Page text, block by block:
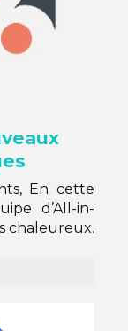
En cette
d’All-in-
chaleureux.